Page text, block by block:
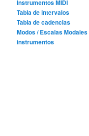
Instrumentos MIDI
Tabla de intervalos
Tabla de cadencias
Modos / Escalas Modales
instrumentos